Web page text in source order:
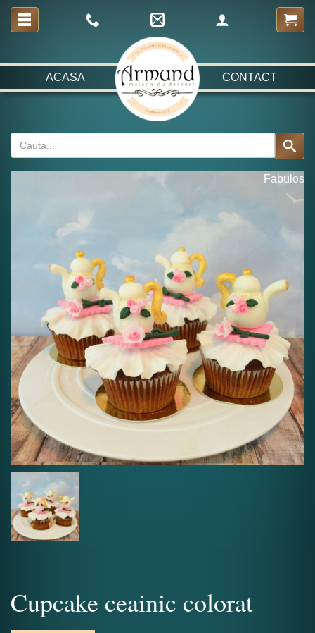
ACASA CONTACT
Fabulos
Cupcake ceainic colorat